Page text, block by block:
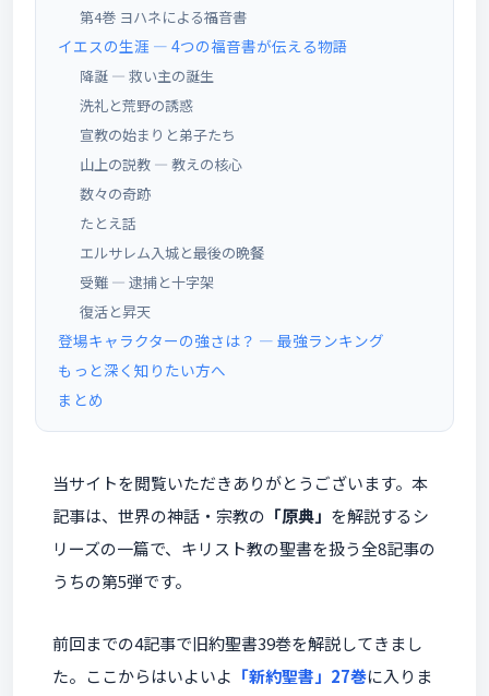
第4巻 ヨハネによる福音書
イエスの生涯 ― 4つの福音書が伝える物語
降誕 ― 救い主の誕生
洗礼と荒野の誘惑
宣教の始まりと弟子たち
山上の説教 ― 教えの核心
数々の奇跡
たとえ話
エルサレム入城と最後の晩餐
受難 ― 逮捕と十字架
復活と昇天
登場キャラクターの強さは？ ― 最強ランキング
もっと深く知りたい方へ
まとめ
当サイトを閲覧いただきありがとうございます。本
記事は、世界の神話・宗教の 「原典」 を解説するシ
リーズの一篇で、キリスト教の聖書を扱う全8記事の
うちの第5弾です。
前回までの4記事で旧約聖書39巻を解説してきまし
た。ここからはいよいよ 「新約聖書」27巻に入りま